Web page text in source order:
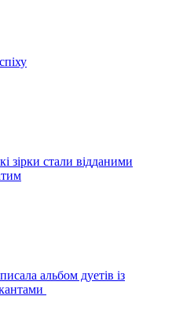
зірки стали відданими
альбом дуетів із